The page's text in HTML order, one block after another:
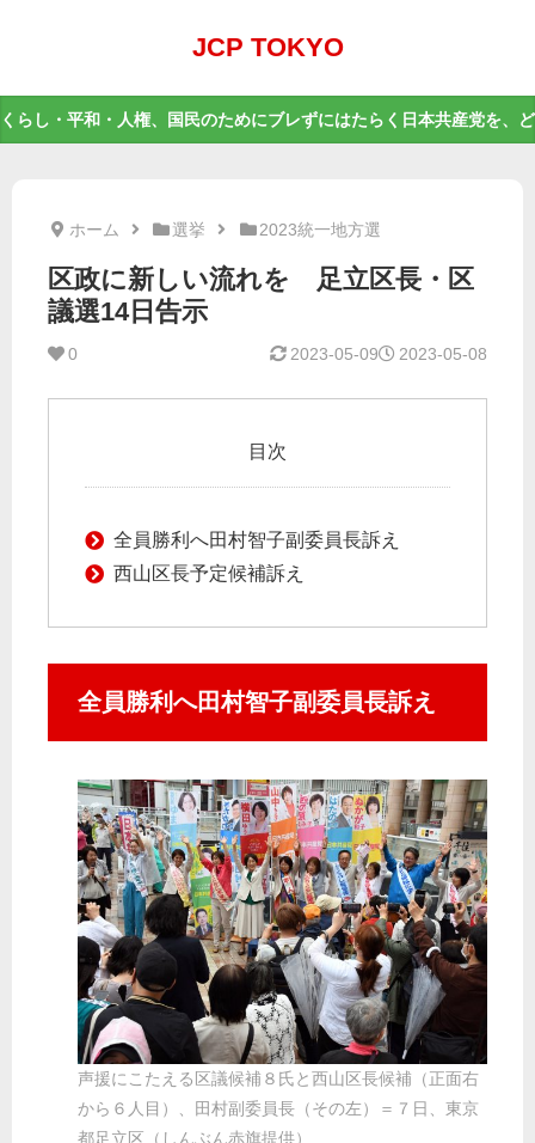
JCP TOKYO
くらし・平和・人権、国民のためにブレずにはたらく日本共産党を、
ホーム 選挙 2023統一地方選
区政に新しい流れを 足立区長・区
議選14日告示
0 2023-05-08
2023-05-09
目次
全員勝利へ田村智子副委員長訴え
西山区長予定候補訴え
全員勝利へ田村智子副委員長訴え
声援にこたえる区議候補８氏と西山区長候補（正面右
から６人目）、田村副委員長（その左）＝７日、東京
都足立区（しんぶん赤旗提供）